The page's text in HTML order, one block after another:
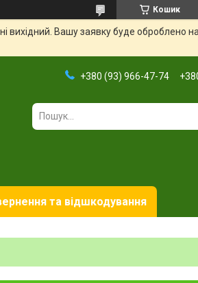
Кошик
вихідний. Вашу заявку буде оброблено
+380 (93) 966-47-74
та відшкодування